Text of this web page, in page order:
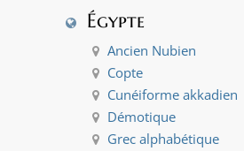
Égypte
Ancien Nubien
Copte
Cunéiforme akkadien
Démotique
Grec alphabétique